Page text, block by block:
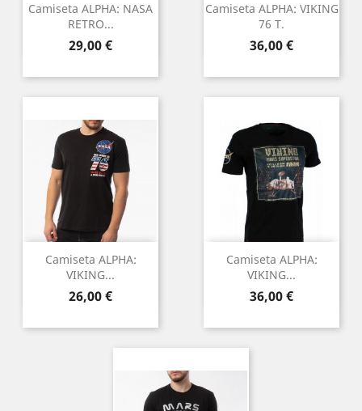
Camiseta ALPHA: NASA
RETRO...
Preu
29,00 €
Camiseta ALPHA: VIKING
76 T.
Preu
36,00 €
Camiseta ALPHA:
VIKING...
Preu
26,00 €
Camiseta ALPHA:
VIKING...
Preu
36,00 €